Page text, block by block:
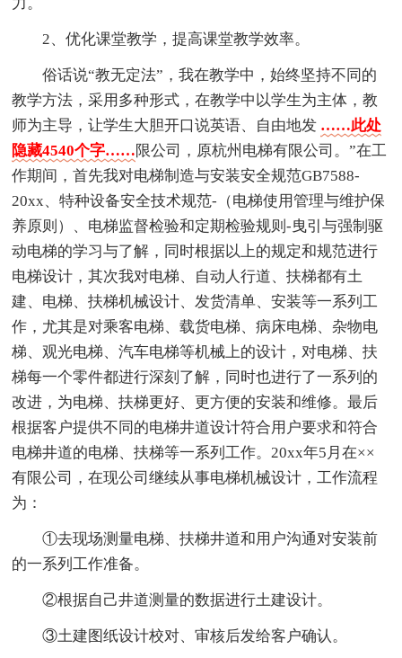
2、优化课堂教学，提高课堂教学效率。
俗话说“教无定法”，我在教学中，始终坚持不同的
教学方法，采用多种形式，在教学中以学生为主体，教
师为主导，让学生大胆开口说英语、自由地发 ……此处
隐藏4540个字……限公司，原杭州电梯有限公司。”在工
作期间，首先我对电梯制造与安装安全规范GB7588-
20xx、特种设备安全技术规范-（电梯使用管理与维护保
养原则）、电梯监督检验和定期检验规则-曳引与强制驱
动电梯的学习与了解，同时根据以上的规定和规范进行
电梯设计，其次我对电梯、自动人行道、扶梯都有土
建、电梯、扶梯机械设计、发货清单、安装等一系列工
作，尤其是对乘客电梯、载货电梯、病床电梯、杂物电
梯、观光电梯、汽车电梯等机械上的设计，对电梯、扶
梯每一个零件都进行深刻了解，同时也进行了一系列的
改进，为电梯、扶梯更好、更方便的安装和维修。最后
根据客户提供不同的电梯井道设计符合用户要求和符合
电梯井道的电梯、扶梯等一系列工作。20xx年5月在××
有限公司，在现公司继续从事电梯机械设计，工作流程
为：
①去现场测量电梯、扶梯井道和用户沟通对安装前
的一系列工作准备。
②根据自己井道测量的数据进行土建设计。
③土建图纸设计校对、审核后发给客户确认。